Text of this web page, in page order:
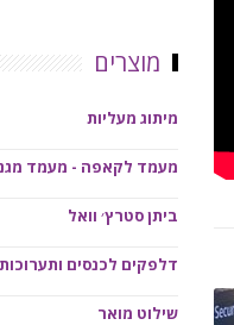
מוצרים
מיתוג מעליות
מעמד לקאפה - מעמד
ביתן סטרץ׳ וואל
דלפקים לכנסים ותערוכות
שילוט מואר